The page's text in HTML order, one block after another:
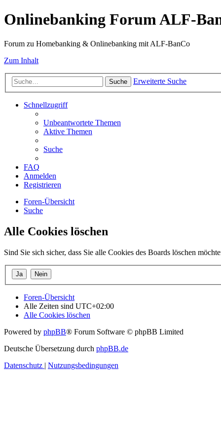
Onlinebanking Forum ALF-
Forum zu Homebanking & Onlinebanking mit ALF-BanCo
Zum Inhalt
Suche Erweiterte Suche
Schnellzugriff
Unbeantwortete Themen
Aktive Themen
Suche
FAQ
Anmelden
Registrieren
Foren-Übersicht
Suche
Alle Cookies löschen
Sind Sie sich sicher, dass Sie alle Cookies des Boards löschen
Foren-Übersicht
Alle Zeiten sind UTC+02:00
Alle Cookies löschen
Powered by phpBB® Forum Software © phpBB Limited
Deutsche Übersetzung durch phpBB.de
Datenschutz | Nutzungsbedingungen